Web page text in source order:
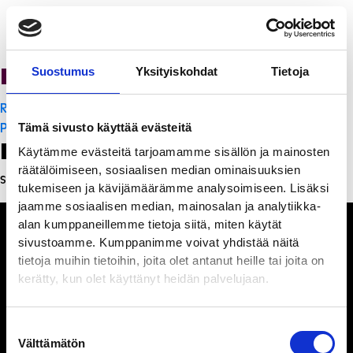
Suostumus Yksityiskohdat Tietoja
Tämä sivusto käyttää evästeitä
Käytämme evästeitä tarjoamamme sisällön ja mainosten
räätälöimiseen, sosiaalisen median ominaisuuksien
tukemiseen ja kävijämäärämme analysoimiseen. Lisäksi
jaamme sosiaalisen median, mainosalan ja analytiikka-
alan kumppaneillemme tietoja siitä, miten käytät
sivustoamme. Kumppanimme voivat yhdistää näitä
tietoja muihin tietoihin, joita olet antanut heille tai joita on
kerätty, kun olet käyttänyt heidän palvelujaan.
valinta
Välttämätön
Ravintola Sofia
Artikkelien
selaus
Ravintola Sofia
PanchoVilla
Leave a Reply
Sinun täytyy kirjautua sisään